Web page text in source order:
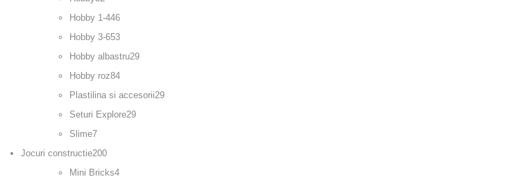
Hobby 1-446
Hobby 3-653
Hobby albastru29
Hobby roz84
Plastilina si accesorii29
Seturi Explore29
Slime7
Jocuri constructie200
Mini Bricks4